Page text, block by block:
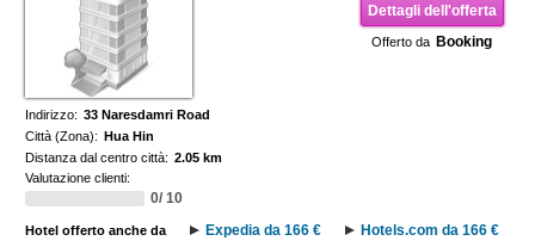
Dettagli dell'offerta
Offerto da Booking
Indirizzo: 33 Naresdamri Road
Città (Zona): Hua Hin
Distanza dal centro città: 2.05 km
Valutazione clienti:
0/ 10
Hotel offerto anche da Expedia da 166 € Hotels.com da 166 €